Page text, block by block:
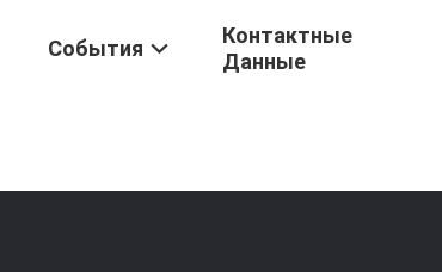
События
Контактные
Данные